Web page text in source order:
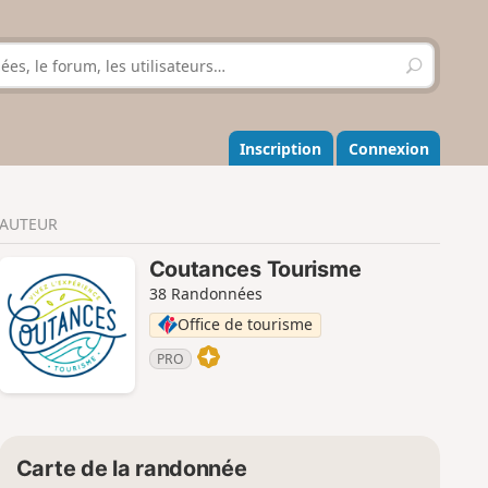
R
e
h
e
r
r
Inscription Connexion
AUTEUR
Coutances Tourisme
38 Randonnées
Office de tourisme
PRO
Carte de la randonnée